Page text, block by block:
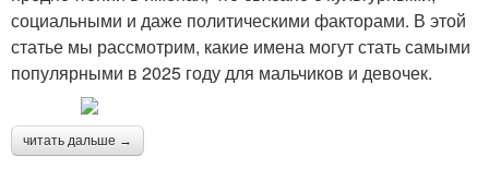
социальными и даже политическими факторами. В этой
статье мы рассмотрим, какие имена могут стать самыми
популярными в 2025 году для мальчиков и девочек.
читать дальше →